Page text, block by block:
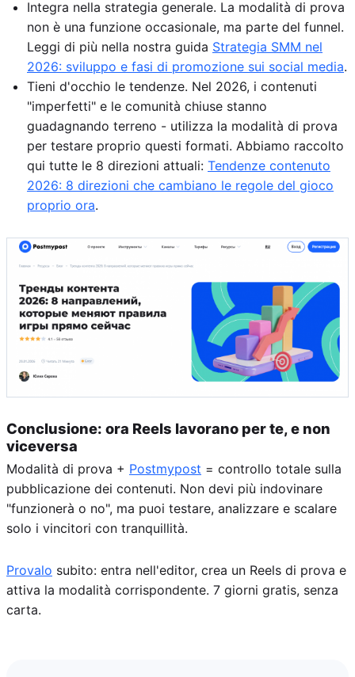
Integra nella strategia generale. La modalità di prova
non è una funzione occasionale, ma parte del funnel.
Leggi di più nella nostra guida Strategia SMM nel
2026: sviluppo e fasi di promozione sui social media.
Tieni d'occhio le tendenze. Nel 2026, i contenuti
"imperfetti" e le comunità chiuse stanno
guadagnando terreno - utilizza la modalità di prova
per testare proprio questi formati. Abbiamo raccolto
qui tutte le 8 direzioni attuali: Tendenze contenuto
2026: 8 direzioni che cambiano le regole del gioco
proprio ora.
Conclusione: ora Reels lavorano per te, e non
viceversa
Modalità di prova + Postmypost = controllo totale sulla
pubblicazione dei contenuti. Non devi più indovinare
"funzionerà o no", ma puoi testare, analizzare e scalare
solo i vincitori con tranquillità.
Provalo subito: entra nell'editor, crea un Reels di prova e
attiva la modalità corrispondente. 7 giorni gratis, senza
carta.